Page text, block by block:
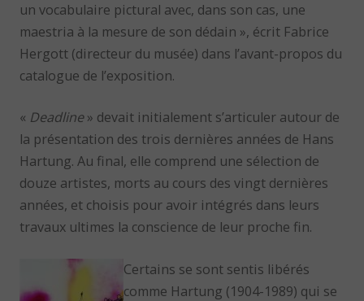
un vocabulaire pictural avec, dans son cas, une
maestria à la mesure de son dédain », écrit Fabrice
Hergott (directeur du musée) dans l’avant-propos du
catalogue de l’exposition.
« Deadline» devait initialement s’articuler autour de
la présentation des trois dernières années de Hans
Hartung. Au final, elle comprend une sélection de
douze artistes, morts au cours des vingt dernières
années, et choisis pour avoir intégrés dans leurs
travaux ultimes la conscience de leur proche fin.
Certains se sont sentis libérés
comme Hartung (1904-1989) qui se